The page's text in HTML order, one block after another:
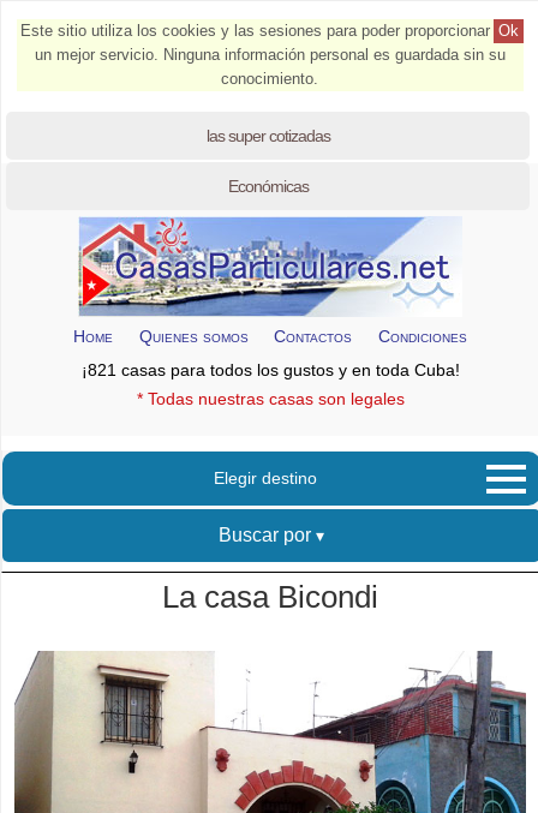
Ok
Este sitio utiliza los cookies y las sesiones para poder proporcionar
un mejor servicio. Ninguna información personal es guardada sin su
conocimiento.
las super cotizadas
Económicas
Home Quienes somos Contactos
Condiciones
¡821 casas para todos los gustos y en toda Cuba!
* Todas nuestras casas son legales
Elegir destino
Buscar por
La casa Bicondi